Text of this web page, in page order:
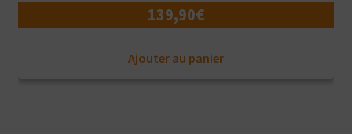
139,90€
Ajouter au panier